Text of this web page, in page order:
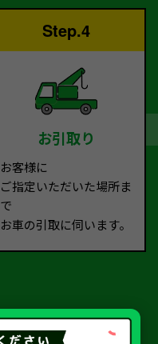
Step.4
お引取り
お客様に
ご指定いただいた場所ま
で
お車の引取に伺います。